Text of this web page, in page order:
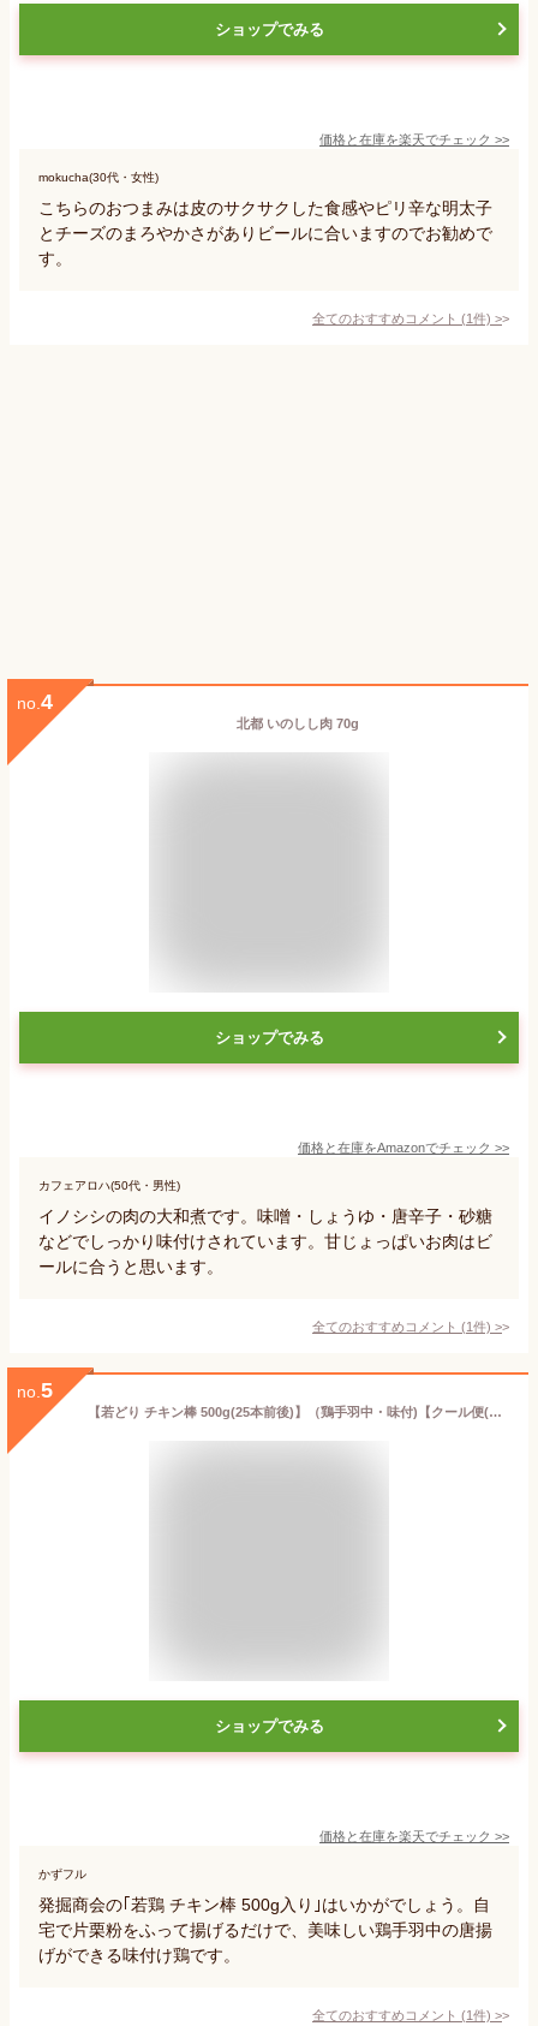
ショップでみる
価格と在庫を楽天でチェック >>
mokucha(30代・女性)
こちらのおつまみは皮のサクサクした食感やピリ辛な明太子
とチーズのまろやかさがありビールに合いますのでお勧めで
す。
全てのおすすめコメント (1件) >
no. 4
北都 いのしし肉 70g
ショップでみる
価格と在庫をAmazonでチェック >>
カフェアロハ(50代・男性)
イノシシの肉の大和煮です。味噌・しょうゆ・唐辛子・砂糖
などでしっかり味付けされています。甘じょっぱいお肉はビ
ールに合うと思います。
全てのおすすめコメント (1件) >
no. 5
【若どり チキン棒 500g(25本前後)】（鶏手羽中・味付)【クール便(冷凍)発送】
ショップでみる
価格と在庫を楽天でチェック >>
かずフル
発掘商会の｢若鶏 チキン棒 500g入り｣はいかがでしょう。自
宅で片栗粉をふって揚げるだけで、美味しい鶏手羽中の唐揚
げができる味付け鶏です。
全てのおすすめコメント (1件) >